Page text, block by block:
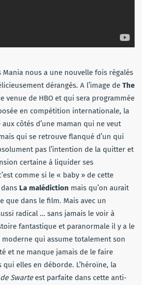
Mania nous a une nouvelle fois régalés
dérangés. A l’image de The
venue de HBO et qui sera programmée
en compétition internationale, la
côtés d’une maman qui ne veut
qui se retrouve flanqué d’un qui
pas l’intention de la quitter et
certaine à liquider ses
comme si le « baby » de cette
La malédiction mais qu’on aurait
que dans le film. Mais avec un
radical … sans jamais le voir à
fantastique et paranormale il y a le
moderne qui assume totalement son
et ne manque jamais de le faire
qui elles en déborde. L’héroïne, la
Swarteest parfaite dans cette anti-